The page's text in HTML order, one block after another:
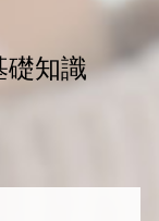
礎知識